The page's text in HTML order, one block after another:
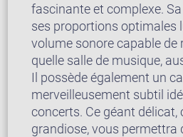
fascinante et complexe.
ses proportions optimales
volume sonore capable de
quelle salle de musique,
Il possède également un
merveilleusement subtil
concerts. Ce géant délicat,
grandiose, vous permettra